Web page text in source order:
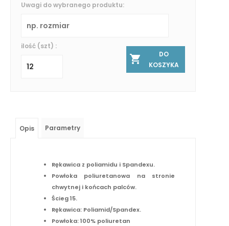
Uwagi do wybranego produktu:
ilość (szt) :
DO
KOSZYKA
Opis Parametry
Rękawica z poliamidu i Spandexu.
Powłoka poliuretanowa na stronie
chwytnej i końcach palców.
Ścieg 15.
Rękawica: Poliamid/Spandex.
Powłoka: 100% poliuretan